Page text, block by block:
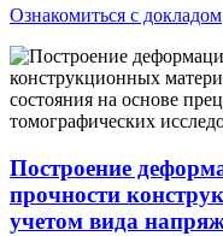
Ознакомиться с докладом
Построение
прочности
учетом вида